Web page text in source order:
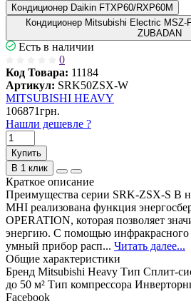
Кондиционер Daikin FTXP60/RXP60M
Кондиционер Mitsubishi Electric MSZ-
ZUBADAN
Есть в наличии
0
Код Товара: 11184
Артикул: SRK50ZSX-W
MITSUBISHI HEAVY
106871грн.
Нашли дешевле ?
Купить
В 1 клик
Краткое описание
Преимущества серии SRK-ZSX-S В
MHI реализована функция
OPERATION, которая позволяет
энергию. С помощью инфракрасного
умный прибор расп... Читать далее...
Общие характеристики
Бренд Mitsubishi Heavy Тип Сплит-
до 50 м² Тип компрессора
Facebook